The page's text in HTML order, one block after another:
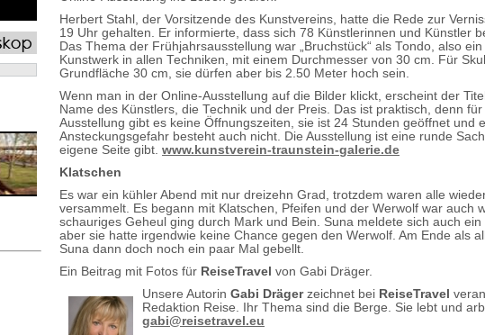
Herbert Stahl, der Vorsitzende des Kunstvereins, hatte die Rede zur
19 Uhr gehalten. Er informierte, dass sich 78 Künstlerinnen und Künstler
Das Thema der Frühjahrsausstellung war „Bruchstück“ als Tondo, also
Kunstwerk in allen Techniken, mit einem Durchmesser von 30 cm. Für
Grundfläche 30 cm, sie dürfen aber bis 2.50 Meter hoch sein.
Wenn man in der Online-Ausstellung auf die Bilder klickt, erscheint der
Name des Künstlers, die Technik und der Preis. Das ist praktisch, denn
Ausstellung gibt es keine Öffnungszeiten, sie ist 24 Stunden geöffnet und
Ansteckungsgefahr besteht auch nicht. Die Ausstellung ist eine runde
eigene Seite gibt. www.kunstverein-traunstein-galerie.de
Klatschen
Es war ein kühler Abend mit nur dreizehn Grad, trotzdem waren alle
versammelt. Es begann mit Klatschen, Pfeifen und der Werwolf war auch
schauriges Geheul ging durch Mark und Bein. Suna meldete sich auch
aber sie hatte irgendwie keine Chance gegen den Werwolf. Am Ende als
Suna dann doch noch ein paar Mal gebellt.
Ein Beitrag mit Fotos für ReiseTravel von Gabi Dräger.
Unsere Autorin Gabi Drägerzeichnet bei ReiseTravel
Redaktion Reise. Ihr Thema sind die Berge. Sie lebt und
gabi@reisetravel.eu